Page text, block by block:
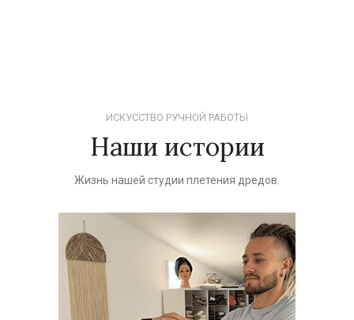
ИСКУССТВО РУЧНОЙ РАБОТЫ
Наши истории
Жизнь нашей студии плетения дредов.